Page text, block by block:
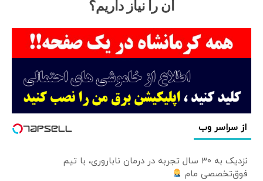
آن را نیاز داریم؟
از سراسر وب
نزدیک به ۳۰ سال تجربه در درمان ناباروری، با تیم
فوق‌تخصصی مام